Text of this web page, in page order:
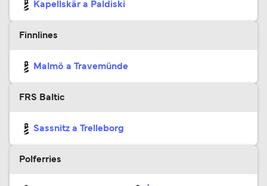
Kapellskär a Paldiski
Finnlines
Malmö a Travemünde
FRS Baltic
Sassnitz a Trelleborg
Polferries